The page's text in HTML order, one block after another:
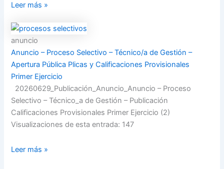
Leer más »
anuncio
Anuncio – Proceso Selectivo – Técnico/a de Gestión –
Apertura Pública Plicas y Calificaciones Provisionales
Primer Ejercicio
20260629_Publicación_Anuncio_Anuncio – Proceso
Selectivo – Técnico_a de Gestión – Publicación
Calificaciones Provisionales Primer Ejercicio (2)
Visualizaciones de esta entrada: 147
Leer más »